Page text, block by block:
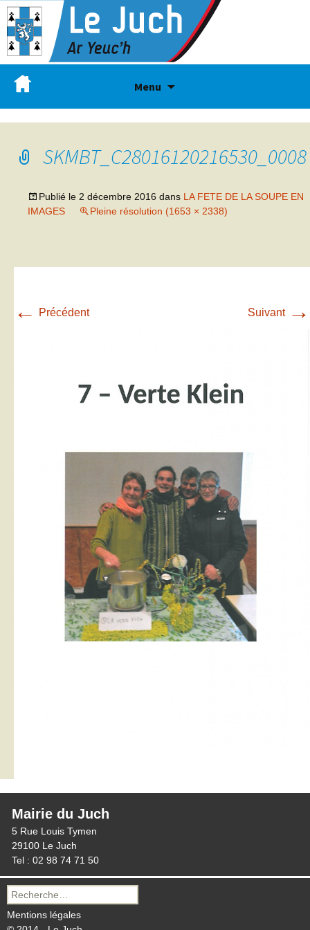
Menu
SKMBT_C28016120216530_0008
Publié le 2 décembre 2016 dans LA FETE DE LA SOUPE EN
IMAGES
Pleine résolution (1653 × 2338)
← Précédent Suivant →
Mairie du Juch
5 Rue Louis Tymen
29100 Le Juch
Tel : 02 98 74 71 50
Recherche
pour :
Mentions légales